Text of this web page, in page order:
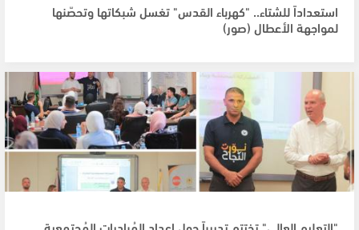
استعداداً للشتاء.. "كهرباء القدس" تغسل شبكاتها وتحصّنها
لمواجهة الأعطال (صور)
"التعليم العالي" تختتم تدريباً حول إعداد المُبادرات المُجتمعية